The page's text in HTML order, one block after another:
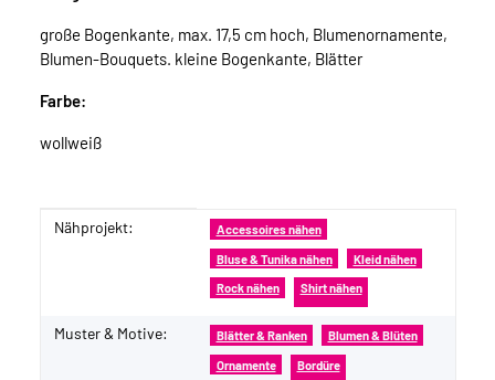
große Bogenkante, max. 17,5 cm hoch, Blumenornamente,
Blumen-Bouquets. kleine Bogenkante, Blätter
Farbe:
wollweiß
Produkteigenschaft
Wert
Nähprojekt: Accessoires nähen
Bluse & Tunika nähen Kleid nähen
Rock nähen Shirt nähen
Muster & Motive: Blätter & Ranken Blumen & Blüten
Ornamente Bordüre